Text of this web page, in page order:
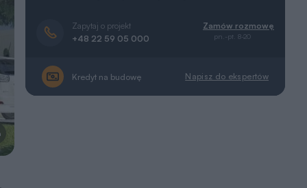
Zapytaj o projekt
+48 22 59 05 000
Zamów rozmowę
pn.-pt. 8-20
Kredyt na budowę Napisz do ekspertów